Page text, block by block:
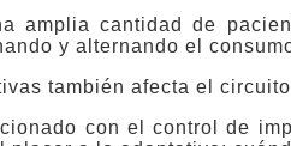
amplia cantidad de
y alternando el
también afecta el
con el control de